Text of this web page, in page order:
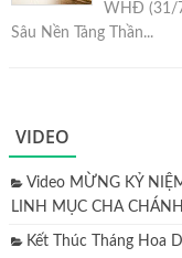
WHĐ (31/
Sâu Nền Tảng Thần...
VIDEO
Video MỪNG KỶ
LINH MỤC CHA
Kết Thúc Tháng Hoa